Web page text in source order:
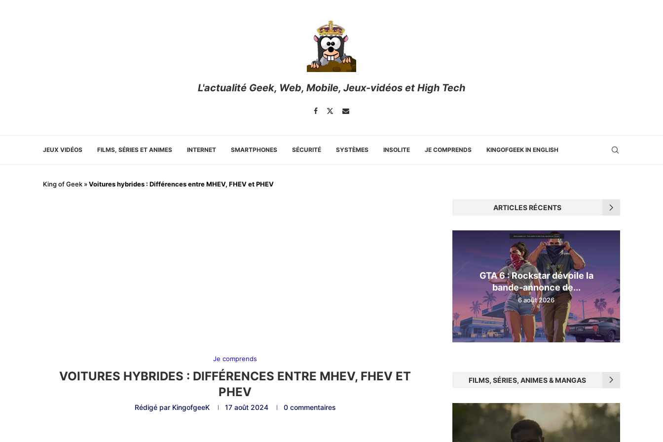
L'actualité Geek, Web, Mobile, Jeux-vidéos et High Tech
JEUX VIDÉOS FILMS, SÉRIES ET ANIMES INTERNET SMARTPHONES SÉCURITÉ SYSTÈMES INSOLITE JE COMPRENDS KINGOFGEEK IN ENGLISH
King of Geek »Voitures hybrides : Différences entre MHEV, FHEV et PHEV
Je comprends
VOITURES HYBRIDES : DIFFÉRENCES ENTRE MHEV, FHEV ET
PHEV
Rédigé par KingofgeeK 17 août 2024 0 commentaires
ARTICLES RÉCENTS
GTA 6 : Rockstar dévoile la
bande-annonce de...
6 août 2026
FILMS, SÉRIES, ANIMES & MANGAS